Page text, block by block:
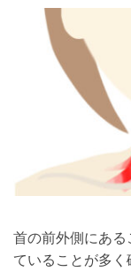
首の前外側にあ
ていることが多く